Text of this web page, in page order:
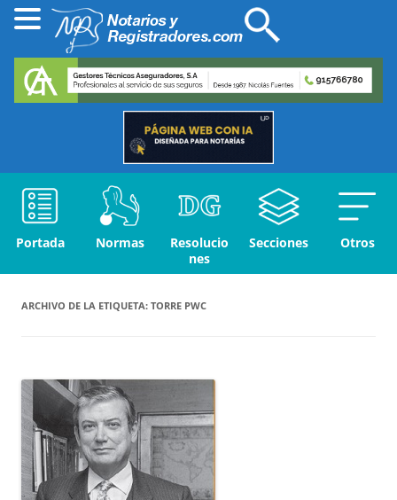
Portada Normas
Resolucio
nes
Secciones Otros
ARCHIVO DE LA ETIQUETA: TORRE PWC